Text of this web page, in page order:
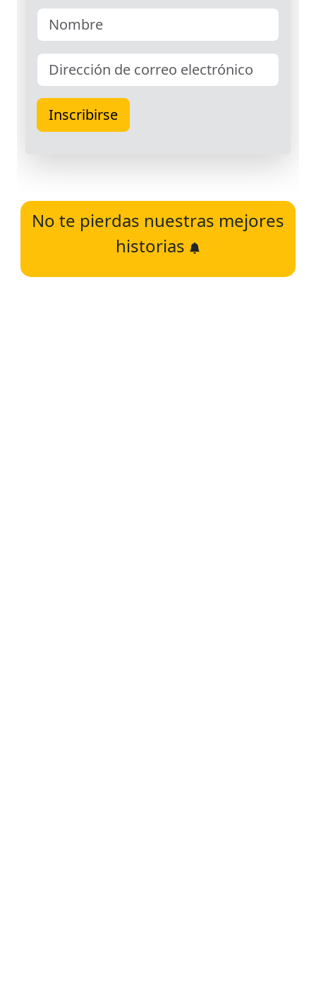
No te pierdas nuestras mejores
historias